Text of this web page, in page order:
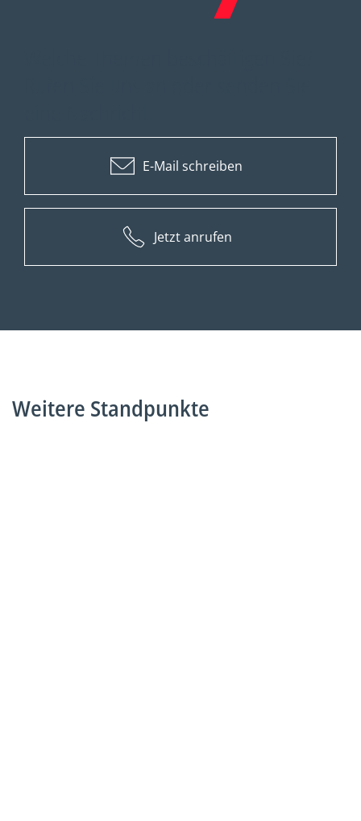
E-Mail schreiben
Jetzt anrufen
Weitere Standpunkte